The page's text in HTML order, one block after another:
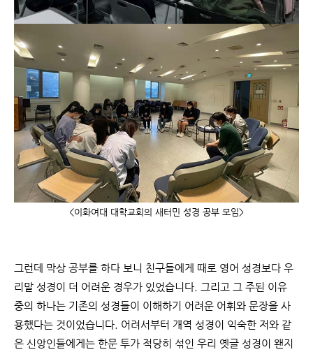
<이화여대 대학교회의 새터민 성경 공부 모임>
그런데 막상 공부를 하다 보니 친구들에게 때로 영어 성경보다 우
리말 성경이 더 어려운 경우가 있었습니다. 그리고 그 주된 이유
중의 하나는 기존의 성경들이 이해하기 어려운 어휘와 문장을 사
용했다는 것이었습니다. 어려서부터 개역 성경이 익숙한 저와 같
은 신앙인들에게는 한문 투가 적당히 섞인 우리 옛글 성경이 왠지